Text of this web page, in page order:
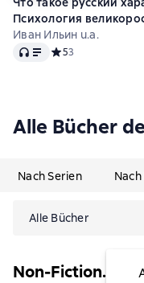
Психология
Иван Ильин u.a.
Audio Средний рейтинг
53
Alle Bücher
Nach Serien
Alle Bücher
Non-Fiction.